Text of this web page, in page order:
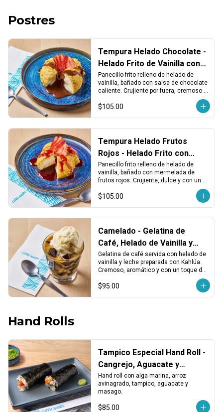
Postres
Tempura Helado Chocolate -
Helado Frito de Vainilla con
Chocolate
Panecillo frito relleno de helado de
vainilla, bañado con salsa de chocolate
caliente. Crujiente por fuera, cremoso
$105.00
Tempura Helado Frutos
Rojos - Helado Frito con
Mermelada de Berries
Panecillo frito relleno de helado de
vainilla, bañado con mermelada de
frutos rojos. Crujiente, dulce y con un
$105.00
Camelado - Gelatina de
Café, Helado de Vainilla y
Kahlúa
Gelatina de café servida con helado de
vainilla y leche preparada con Kahlúa.
Cremoso, aromático y con un toque de
$95.00
Hand Rolls
Tampico Especial Hand Roll -
Cangrejo, Aguacate y
Masago
Hand roll con alga marina, arroz
avinagrado, tampico, aguacate y
masago.
$85.00